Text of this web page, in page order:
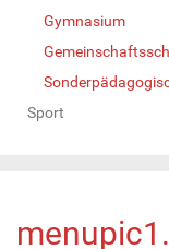
Gymnasium
Sport